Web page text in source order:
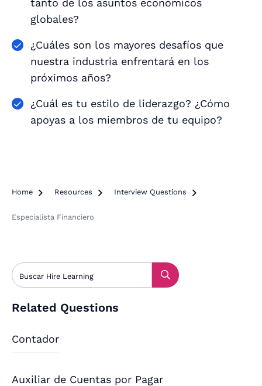
globales?
¿Cuáles son los mayores desafíos que
nuestra industria enfrentará en los
próximos años?
¿Cuál es tu estilo de liderazgo? ¿Cómo
apoyas a los miembros de tu equipo?
Home  Resources  Interview Questions 
Especialista Financiero
Related Questions
Contador
Auxiliar de Cuentas por Pagar